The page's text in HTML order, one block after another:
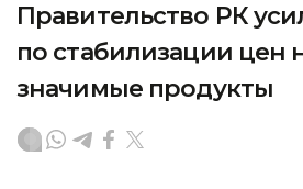
Правительство РК
по стабилизации цен
значимые продукты